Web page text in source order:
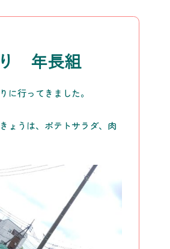
り 年長組
に行ってきました。
ょうは、ポテトサラダ、肉